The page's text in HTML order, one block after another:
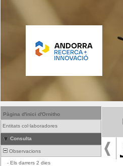
Pàgina d'inici d'Ornitho
Entitats col·laboradores
Consulta
Observacions
- Els darrers 2 dies